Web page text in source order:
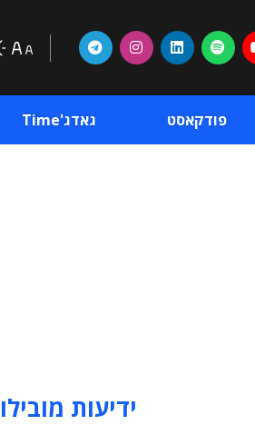
פודקאסט גאדג'Time
ידיעות